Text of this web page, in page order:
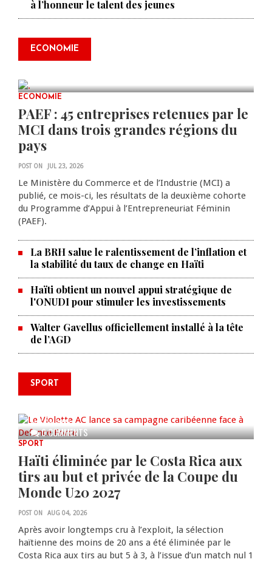
à l’honneur le talent des jeunes
ECONOMIE
0 COMMENTS
Produire le savoir pour
2ᵉ édition de ses Journées
scientifiques
ECONOMIE
PAEF : 45 entreprises retenues par le
MCI dans trois grandes régions du
pays
POST ON JUL 23, 2026
Le Ministère du Commerce et de l’Industrie (MCI) a
publié, ce mois-ci, les résultats de la deuxième cohorte
du Programme d’Appui à l’Entrepreneuriat Féminin
(PAEF).
La BRH salue le ralentissement de l’inflation et
la stabilité du taux de change en Haïti
Haïti obtient un nouvel appui stratégique de
l'ONUDI pour stimuler les investissements
Walter Gavellus officiellement installé à la tête
de l’AGD
SPORT
0 COMMENTS
Le Violette AC lance sa campagne
AUG 04, 2026
SPORT
Haïti éliminée par le Costa Rica aux
tirs au but et privée de la Coupe du
Monde U20 2027
POST ON AUG 04, 2026
Après avoir longtemps cru à l’exploit, la sélection
haïtienne des moins de 20 ans a été éliminée par le
Costa Rica aux tirs au but 5 à 3, à l’issue d’un match nul 1